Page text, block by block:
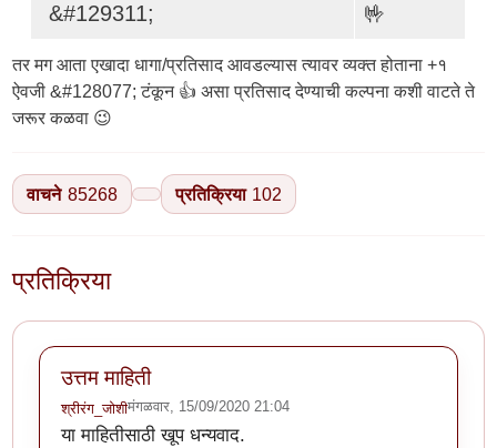
&#129311; 🤟
तर मग आता एखादा धागा/प्रतिसाद आवडल्यास त्यावर व्यक्त होताना +१
ऐवजी &#128077; टंकून 👍 असा प्रतिसाद देण्याची कल्पना कशी वाटते ते
जरूर कळवा 😉
वाचने 85268 प्रतिक्रिया 102
प्रतिक्रिया
उत्तम माहिती
श्रीरंग_जोशीमंगळवार, 15/09/2020 21:04
या माहितीसाठी खूप धन्यवाद.